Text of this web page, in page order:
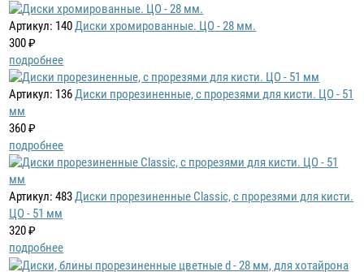
Артикул: 140Диски хромированные. ЦО - 28 мм.
300 ₽
подробнее
Артикул: 136Диски прорезиненные, с прорезями для кисти. ЦО - 51
мм
360 ₽
подробнее
Артикул: 483Диски прорезиненные Classic, с прорезями для кисти.
ЦО - 51 мм
320 ₽
подробнее